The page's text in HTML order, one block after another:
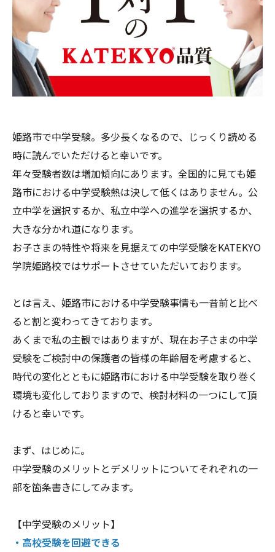
姫路市で中学受験。多少長くなるので、じっくり読める
時に読んでいただけると幸いです。
年々受験者数は増加傾向にあります。全国的に見ても姫
路市における中学受験熱は決して低くはありません。公
立中学を選択するか、私立中学への進学を選択するか、
大きな分かれ道になります。
お子さまの特性や将来を見据えての中学受験をKATEKYO
学院姫路校ではサポートさせていただいております。
とは言え、姫路市における中学受験事情も一昔前と比べ
ると割と変わってきております。
あくまで私の主観ではありますが、現在お子さまの中学
受験をご検討中の保護者の皆様の年齢層を考慮すると、
時代の変化とともに姫路市における中学受験を取り巻く
環境も変化しておりますので、検討材料の一つにして頂
けると幸いです。
まず、はじめに。
中学受験のメリットとデメリットについてそれぞれの一
部を箇条書きにしてみます。
【中学受験のメリット】
・高校受験を回避できる